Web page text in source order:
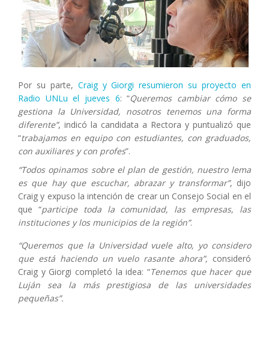
Por su parte, Craig y Giorgi resumieron su proyecto en
Radio UNLu el jueves 6: “Queremos cambiar cómo se
gestiona la Universidad, nosotros tenemos una forma
diferente”, indicó la candidata a Rectora y puntualizó que
“trabajamos en equipo con estudiantes, con graduados,
con auxiliares y con profes”.
“Todos opinamos sobre el plan de gestión, nuestro lema
es que hay que escuchar, abrazar y transformar”, dijo
Craig y expuso la intención de crear un Consejo Social en el
que “participe toda la comunidad, las empresas, las
instituciones y los municipios de la región”.
“Queremos que la Universidad vuele alto, yo considero
que está haciendo un vuelo rasante ahora”, consideró
Craig y Giorgi completó la idea: “Tenemos que hacer que
Luján sea la más prestigiosa de las universidades
pequeñas”.